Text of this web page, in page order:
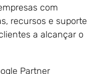
com
recursos e suporte
a alcançar o